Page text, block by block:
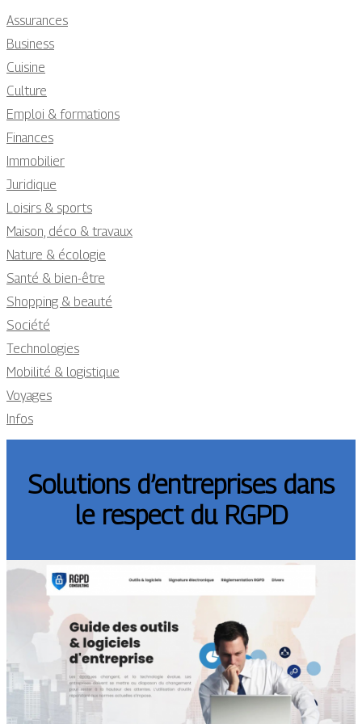
Assurances
Business
Cuisine
Culture
Emploi & formations
Finances
Immobilier
Juridique
Loisirs & sports
Maison, déco & travaux
Nature & écologie
Santé & bien-être
Shopping & beauté
Société
Technologies
Mobilité & logistique
Voyages
Infos
Solutions d’entreprises dans
le respect du RGPD